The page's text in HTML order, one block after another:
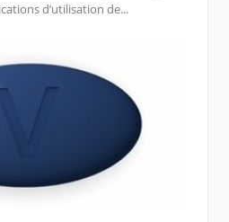
d’utilisation de...